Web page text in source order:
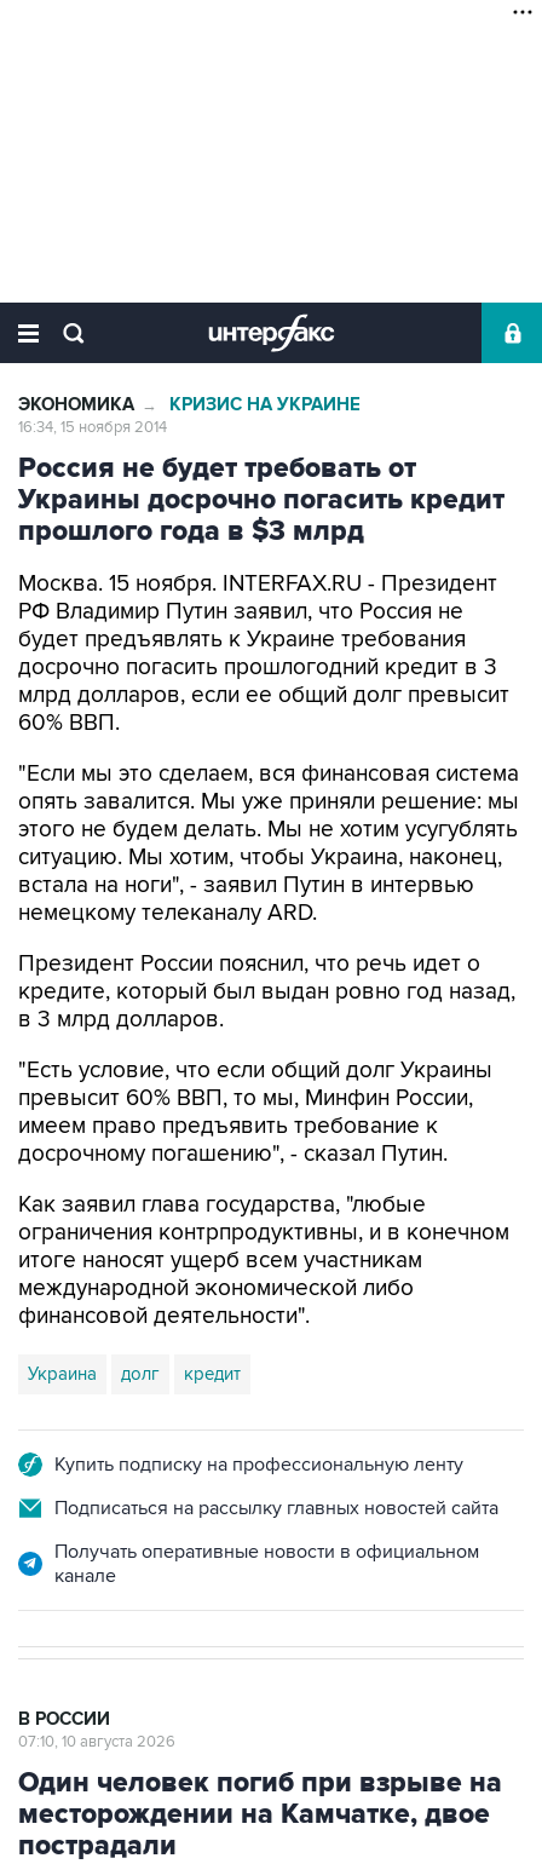
ЭКОНОМИКА → КРИЗИС НА УКРАИНЕ
16:34, 15 ноября 2014
Россия не будет требовать от
Украины досрочно погасить кредит
прошлого года в $3 млрд
Москва. 15 ноября. INTERFAX.RU - Президент
РФ Владимир Путин заявил, что Россия не
будет предъявлять к Украине требования
досрочно погасить прошлогодний кредит в 3
млрд долларов, если ее общий долг превысит
60% ВВП.
"Если мы это сделаем, вся финансовая система
опять завалится. Мы уже приняли решение: мы
этого не будем делать. Мы не хотим усугублять
ситуацию. Мы хотим, чтобы Украина, наконец,
встала на ноги", - заявил Путин в интервью
немецкому телеканалу ARD.
Президент России пояснил, что речь идет о
кредите, который был выдан ровно год назад,
в 3 млрд долларов.
"Есть условие, что если общий долг Украины
превысит 60% ВВП, то мы, Минфин России,
имеем право предъявить требование к
досрочному погашению", - сказал Путин.
Как заявил глава государства, "любые
ограничения контрпродуктивны, и в конечном
итоге наносят ущерб всем участникам
международной экономической либо
финансовой деятельности".
Украина долг кредит
Купить подписку на профессиональную ленту
Подписаться на рассылку главных новостей сайта
Получать оперативные новости в официальном
канале
В РОССИИ
07:10, 10 августа 2026
Один человек погиб при взрыве на
месторождении на Камчатке, двое
пострадали